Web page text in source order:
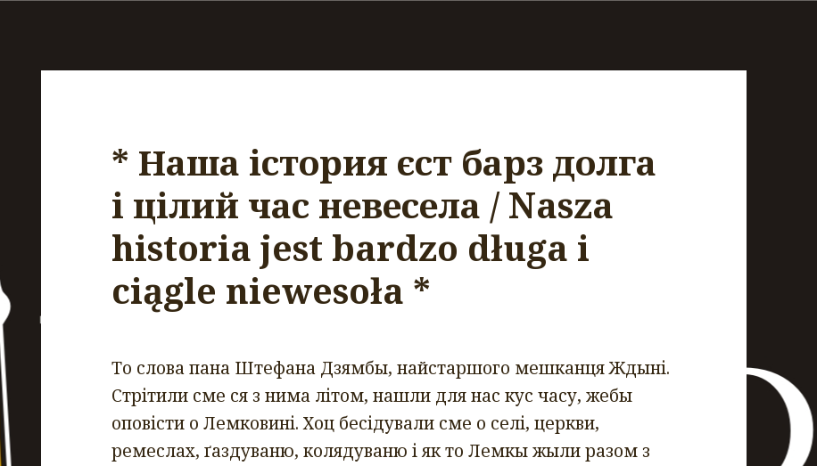
* Наша істория єст барз долга
і цілий час невесела / Nasza
historia jest bardzo długa i
ciągle niewesoła *
То слова пана Штефана Дзямбы, найстаршого мешканця Ждыні.
Стрітили сме ся з нима літом, нашли для нас кус часу, жебы
оповісти о Лемковині. Хоц бесідували сме о селі, церкви,
ремеслах, ґаздуваню, колядуваню і як то Лемкы жыли разом з